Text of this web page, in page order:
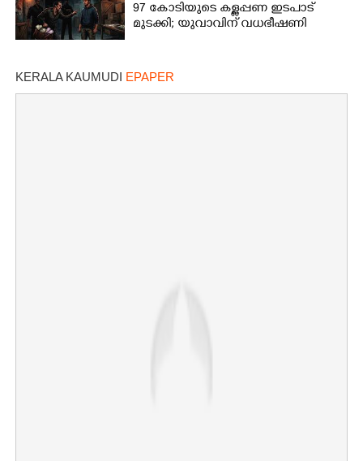
97 കോടിയുടെ കള്ളപ്പണ ഇടപാട്
മുടക്കി; യുവാവിന് വധഭീഷണി
KERALA KAUMUDI EPAPER